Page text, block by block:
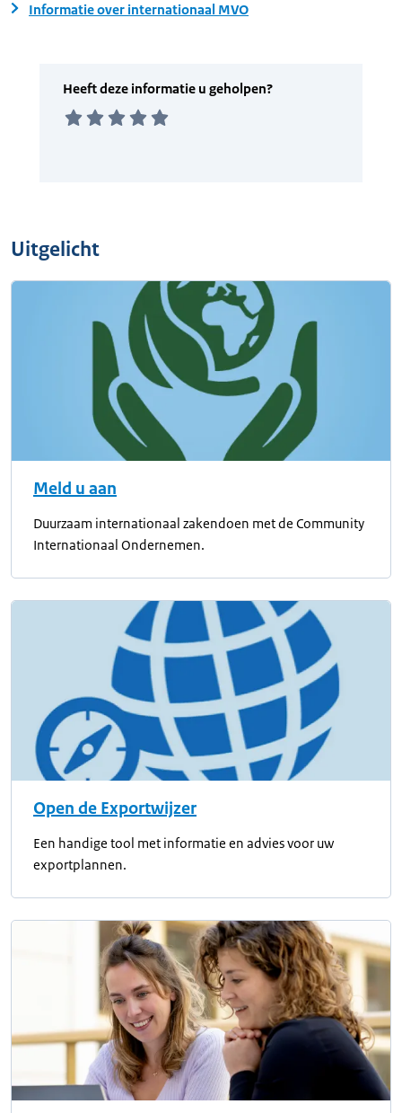
Informatie over internationaal MVO
Uitgelicht
Meld u aan
Duurzaam internationaal zakendoen met de Community
Internationaal Ondernemen.
Open de Exportwijzer
Een handige tool met informatie en advies voor uw
exportplannen.